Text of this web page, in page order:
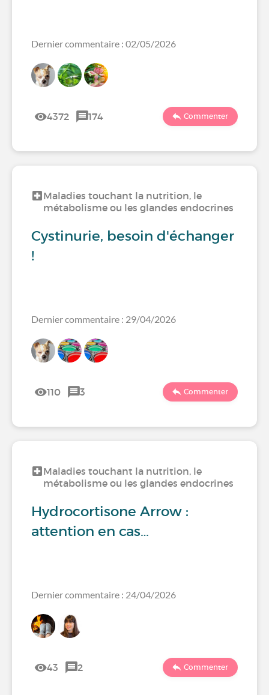
Dernier commentaire : 02/05/2026
4372 174 Commenter
Maladies touchant la nutrition, le
métabolisme ou les glandes endocrines
Cystinurie, besoin d'échanger
!
Dernier commentaire : 29/04/2026
110 3 Commenter
Maladies touchant la nutrition, le
métabolisme ou les glandes endocrines
Hydrocortisone Arrow :
attention en cas…
Dernier commentaire : 24/04/2026
43 2 Commenter